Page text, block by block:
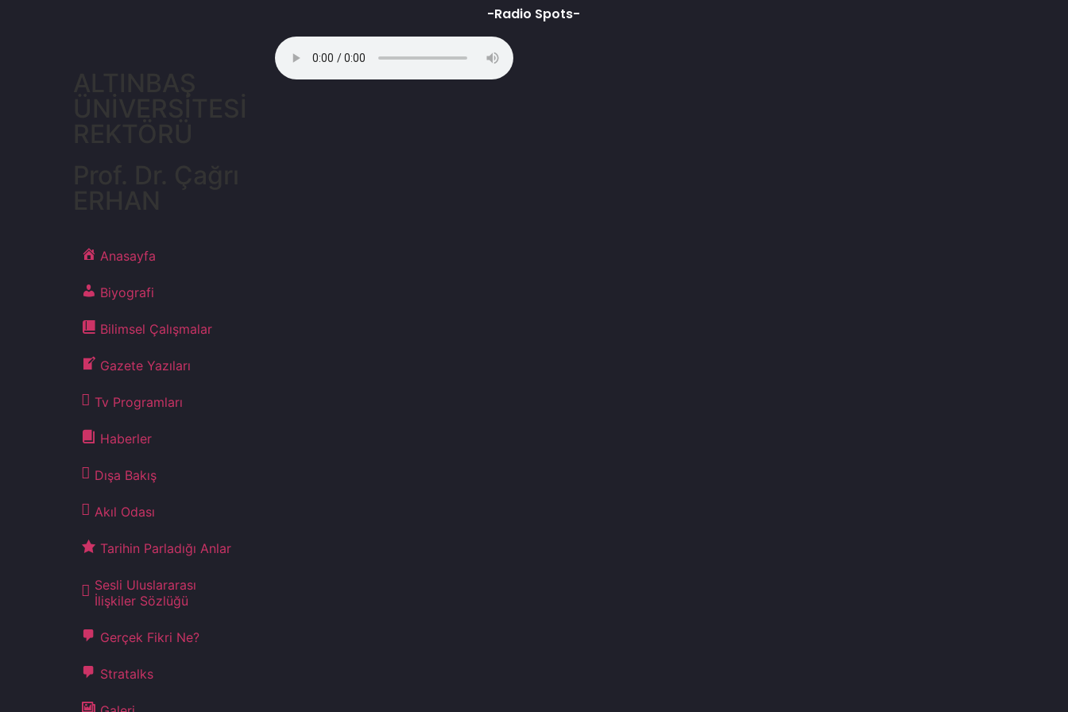
Anasayfa
Biyografi
Bilimsel Çalışmalar
Gazete Yazıları
Tv Programları
Haberler
Dışa Bakış
Akıl Odası
Tarihin Parladığı Anlar
Sesli Uluslararası
İlişkiler Sözlüğü
Gerçek Fikri Ne?
Stratalks
-Radio Spots-